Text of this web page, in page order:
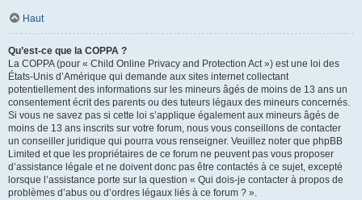
Haut
Qu’est-ce que la COPPA ?
La COPPA (pour « Child Online Privacy and Protection Act ») est une loi des
États-Unis d’Amérique qui demande aux sites internet collectant
potentiellement des informations sur les mineurs âgés de moins de 13 ans un
consentement écrit des parents ou des tuteurs légaux des mineurs concernés.
Si vous ne savez pas si cette loi s’applique également aux mineurs âgés de
moins de 13 ans inscrits sur votre forum, nous vous conseillons de contacter
un conseiller juridique qui pourra vous renseigner. Veuillez noter que phpBB
Limited et que les propriétaires de ce forum ne peuvent pas vous proposer
d’assistance légale et ne doivent donc pas être contactés à ce sujet, excepté
lorsque l’assistance porte sur la question « Qui dois-je contacter à propos de
problèmes d’abus ou d’ordres légaux liés à ce forum ? ».